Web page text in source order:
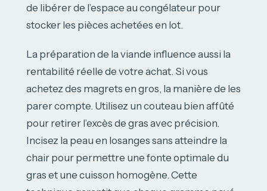
de libérer de l’espace au congélateur pour
stocker les pièces achetées en lot.
La préparation de la viande influence aussi la
rentabilité réelle de votre achat. Si vous
achetez des magrets en gros, la manière de les
parer compte. Utilisez un couteau bien affûté
pour retirer l’excès de gras avec précision.
Incisez la peau en losanges sans atteindre la
chair pour permettre une fonte optimale du
gras et une cuisson homogène. Cette